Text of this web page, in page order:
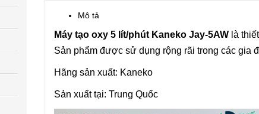
Mô tả
Máy tạo oxy 5 lít/phút Kaneko Jay-5AWlà thiết
Sản phẩm được sử dụng rộng rãi trong các gia
Hãng sản xuất: Kaneko
Sản xuất tại: Trung Quốc